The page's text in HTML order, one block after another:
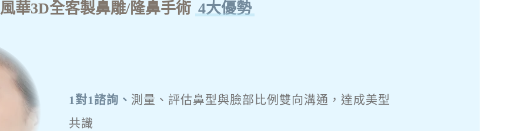
風華3D全客製鼻雕/隆鼻手術 4大優勢
1對1諮詢、 測量、評估鼻型與臉部比例 雙向溝通，達成美型
共識